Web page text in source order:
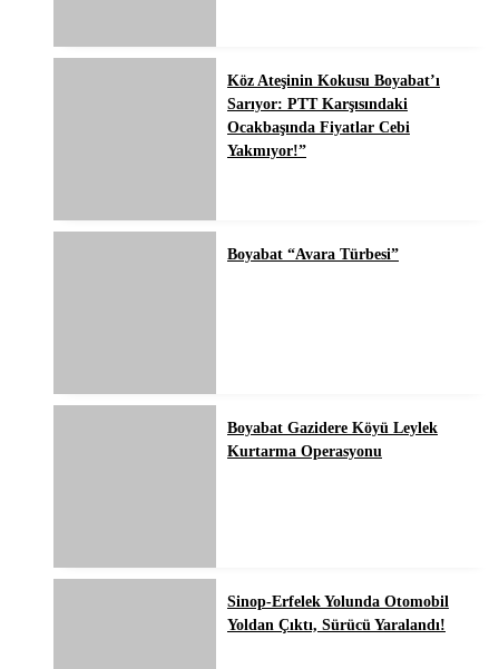
Köz Ateşinin Kokusu Boyabat’ı
Sarıyor: PTT Karşısındaki
Ocakbaşında Fiyatlar Cebi
Yakmıyor!”
Boyabat “Avara Türbesi”
Boyabat Gazidere Köyü Leylek
Kurtarma Operasyonu
Sinop-Erfelek Yolunda Otomobil
Yoldan Çıktı, Sürücü Yaralandı!